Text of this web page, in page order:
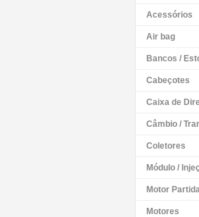
Acessórios
Air bag
Bancos /
Cabeçotes
Caixa de
Câmbio /
Coletores
Módulo /
Motor
Motores